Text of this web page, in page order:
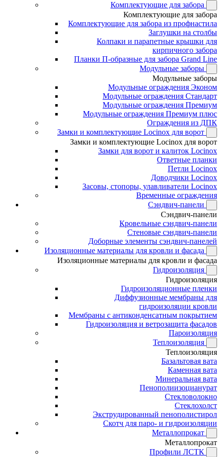
Комплектующие для забора
Комплектующие для забора
Комплектующие для забора из профнастила
Заглушки на столбы
Колпаки и парапетные крышки для
кирпичного забора
Планки П-образные для забора Grand Line
Модульные заборы
Модульные заборы
Модульные ограждения Эконом
Модульные ограждения Стандарт
Модульные ограждения Премиум
Модульные ограждения Премиум плюс
Ограждения из ДПК
Замки и комплектующие Locinox для ворот
Замки и комплектующие Locinox для ворот
Замки для ворот и калиток Locinox
Ответные планки
Петли Locinox
Доводчики Locinox
Засовы, стопоры, улавливатели Locinox
Временные ограждения
Сэндвич-панели
Сэндвич-панели
Кровельные сэндвич-панели
Стеновые сэндвич-панели
Доборные элементы сэндвич-панелей
Изоляционные материалы для кровли и фасада
Изоляционные материалы для кровли и фасада
Гидроизоляция
Гидроизоляция
Гидроизоляционные пленки
Диффузионные мембраны для
гидроизоляции кровли
Мембраны с антиконденсатным покрытием
Гидроизоляция и ветрозащита фасадов
Пароизоляция
Теплоизоляция
Теплоизоляция
Базальтовая вата
Каменная вата
Минеральная вата
Пенополиизоцианурат
Стекловолокно
Стеклохолст
Экструдированный пенополистирол
Скотч для паро- и гидроизоляции
Металлопрокат
Металлопрокат
Профили ЛСТК